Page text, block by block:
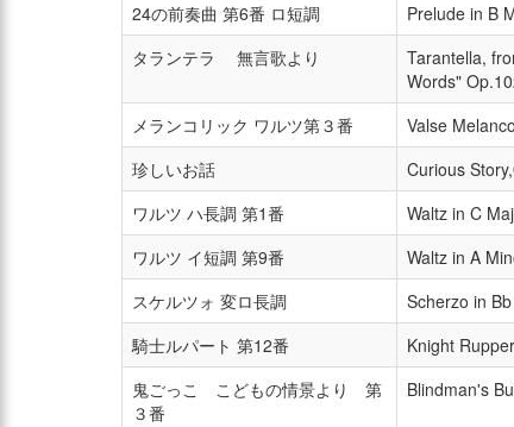
24の前奏曲 第6番 ロ短調
Prelude in B
タランテラ 無言歌より
Tarantella,
Words"
メランコリック ワルツ第３番 Valse
珍しいお話
Curious
ワルツ ハ長調 第1番
Waltz in C
ワルツ イ短調 第9番
Waltz in A
スケルツォ 変ロ長調
Scherzo in
騎士ルパート 第12番
Knight
鬼ごっこ こどもの情景より 第
３番
Blindman's